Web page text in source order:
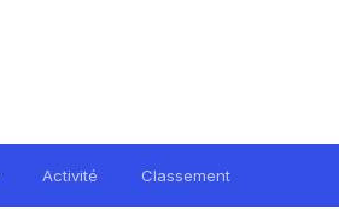
Activité Classement